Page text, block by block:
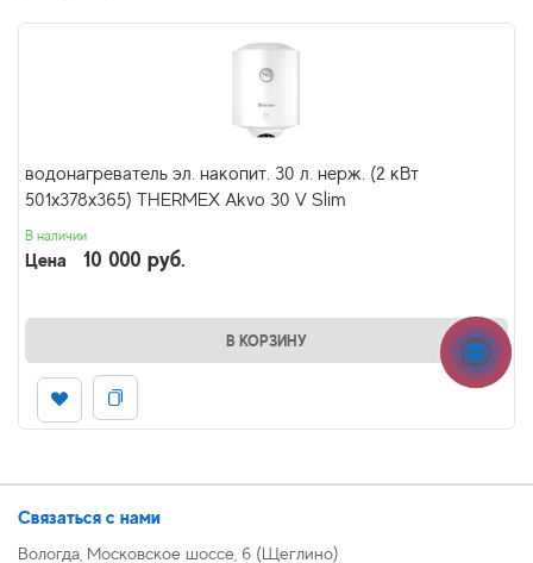
водонагреватель эл. накопит. 30 л. нерж. (2 кВт
501х378х365) THERMEX Akvo 30 V Slim
В наличии
Цена 10 000 руб.
В КОРЗИНУ
Связаться с нами
Вологда, Московское шоссе, 6 (Щеглино)